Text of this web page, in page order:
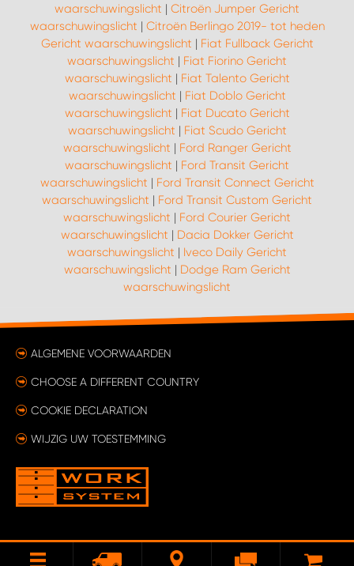
waarschuwingslicht | Citroën Jumper Gericht
waarschuwingslicht | Citroën Berlingo 2019- tot heden
Gericht waarschuwingslicht | Fiat Fullback Gericht
waarschuwingslicht | Fiat Fiorino Gericht
waarschuwingslicht | Fiat Talento Gericht
waarschuwingslicht | Fiat Doblo Gericht
waarschuwingslicht | Fiat Ducato Gericht
waarschuwingslicht | Fiat Scudo Gericht
waarschuwingslicht | Ford Ranger Gericht
waarschuwingslicht | Ford Transit Gericht
waarschuwingslicht | Ford Transit Connect Gericht
waarschuwingslicht | Ford Transit Custom Gericht
waarschuwingslicht | Ford Courier Gericht
waarschuwingslicht | Dacia Dokker Gericht
waarschuwingslicht | Iveco Daily Gericht
waarschuwingslicht | Dodge Ram Gericht
waarschuwingslicht
ALGEMENE VOORWAARDEN
CHOOSE A DIFFERENT COUNTRY
COOKIE DECLARATION
WIJZIG UW TOESTEMMING